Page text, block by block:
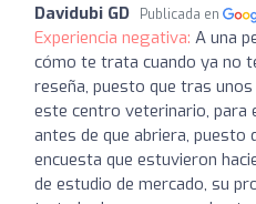
Davidubi GD Publicada en
Experiencia negativa: A una
cómo te trata cuando ya no
reseña, puesto que tras
este centro veterinario, para
antes de que abriera, puesto
encuesta que estuvieron
de estudio de mercado, su